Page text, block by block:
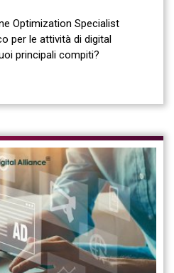
Optimization Specialist
per le attività di digital
principali compiti?